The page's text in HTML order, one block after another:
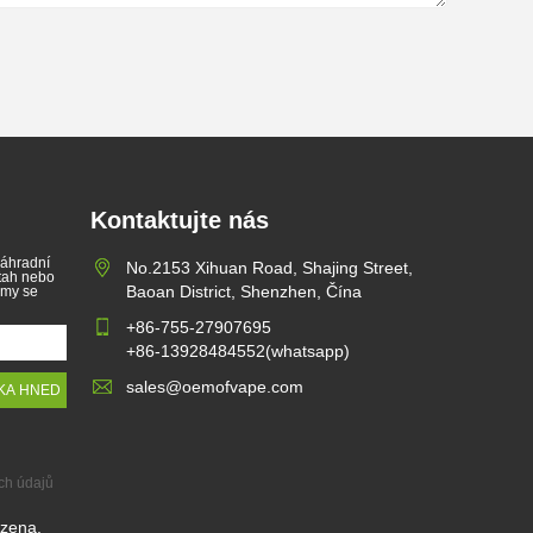
nebo
se
Kontaktujte nás
No.2153 Xihuan Road, Shajing Street,
Baoan District, Shenzhen, Čína
+86-755-27907695
+86-13928484552(whatsapp)
sales@oemofvape.com
údajů